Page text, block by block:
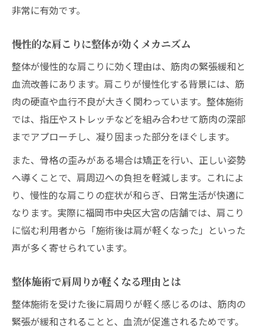
非常に有効です。
慢性的な肩こりに整体が効くメカニズム
整体が慢性的な肩こりに効く理由は、筋肉の緊張緩和と
血流改善にあります。肩こりが慢性化する背景には、筋
肉の硬直や血行不良が大きく関わっています。整体施術
では、指圧やストレッチなどを組み合わせて筋肉の深部
までアプローチし、凝り固まった部分をほぐします。
また、骨格の歪みがある場合は矯正を行い、正しい姿勢
へ導くことで、肩周辺への負担を軽減します。これによ
り、慢性的な肩こりの症状が和らぎ、日常生活が快適に
なります。実際に福岡市中央区大宮の店舗では、肩こり
に悩む利用者から「施術後は肩が軽くなった」といった
声が多く寄せられています。
整体施術で肩周りが軽くなる理由とは
整体施術を受けた後に肩周りが軽く感じるのは、筋肉の
緊張が緩和されることと、血流が促進されるためです。